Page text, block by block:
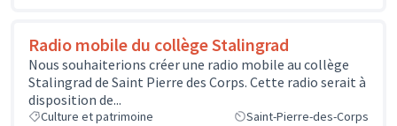
Radio mobile du collège Stalingrad
Nous souhaiterions créer une radio mobile au collège
Stalingrad de Saint Pierre des Corps. Cette radio serait à
disposition de...
Culture et patrimoine Saint-Pierre-des-Corps